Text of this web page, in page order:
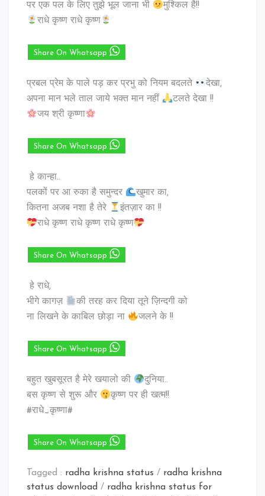
पर एक पल के लिए तुझे भूल जाना भी
मुश्किल है!!
राधे कृष्ण राधे कृष्ण
Share On Whatsapp
प्रबल प्रेम के पाले पड़ कर प्रभु को नियम बदलते
देखा,
अपना मान भले ताल जाये भक्त मान नहीं
टलते देखा !!
जय श्री कृष्णा
Share On Whatsapp
हे कान्हा..
पलकों पर आ रुका है समुन्दर
खुमार का,
कितना अजब नशा है तेरे
इंतज़ार का !!
राधे कृष्ण राधे कृष्ण राधे कृष्ण
Share On Whatsapp
हे राधे,
भीगे कागज़
की तरह कर दिया तूने ज़िन्दगी को
ना लिखने के काबिल छोड़ा ना
जलने के !!
Share On Whatsapp
बहुत खुबसूरत है मेरे खयालो की
दुनिया..
बस कृष्ण से शुरू और
कृष्ण पर ही खत्म!!
#राधे_कृष्णा#
Share On Whatsapp
Tagged : radha krishna status / radha krishna
status download / radha krishna status for